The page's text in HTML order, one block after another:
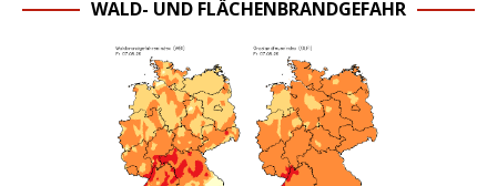
WALD- UND FLÄCHENBRANDGEFAHR